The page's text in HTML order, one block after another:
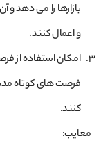
بازارها را می‌ دهد
و اعمال کنند.
امکان استفاده از
فرصت‌ های کوتاه
کنند.
معایب: